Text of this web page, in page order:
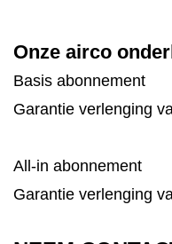
Onze airco
Basis abonnement
Garantie verlenging
All-in abonnement
Garantie verlenging